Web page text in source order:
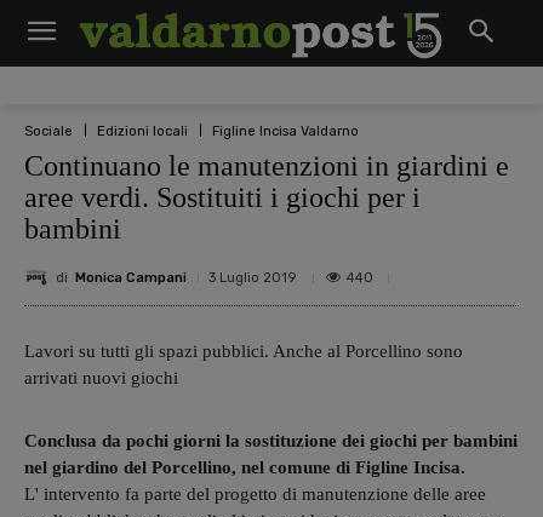
Sociale Edizioni locali Figline Incisa Valdarno
Continuano le manutenzioni in giardini e
aree verdi. Sostituiti i giochi per i
bambini
di Monica Campani 3 Luglio 2019 440
Lavori su tutti gli spazi pubblici. Anche al Porcellino sono
arrivati nuovi giochi
Conclusa da pochi giorni la sostituzione dei giochi per bambini
nel giardino del Porcellino, nel comune di Figline Incisa.
L' intervento fa parte del progetto di manutenzione delle aree